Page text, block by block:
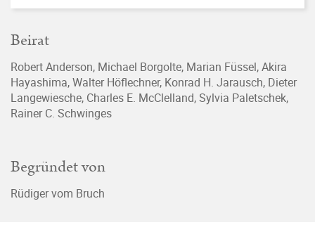
Beirat
Robert Anderson, Michael Borgolte, Marian Füssel, Akira
Hayashima, Walter Höflechner, Konrad H. Jarausch, Dieter
Langewiesche, Charles E. McClelland, Sylvia Paletschek,
Rainer C. Schwinges
Begründet von
Rüdiger vom Bruch